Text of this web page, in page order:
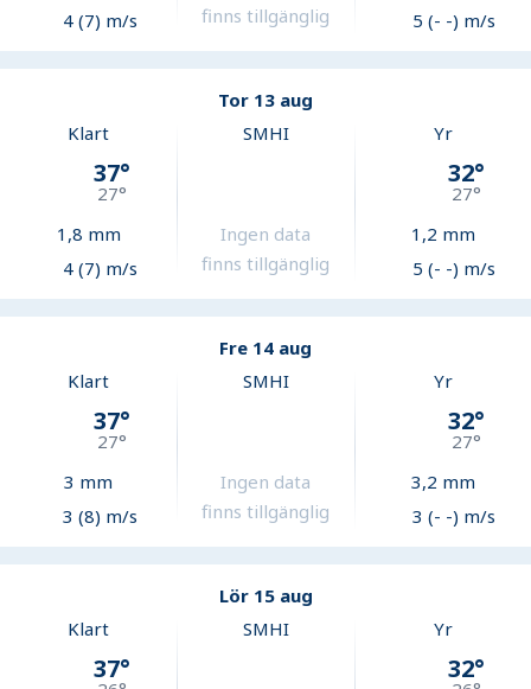
4 (7) m/s
finns tillgänglig
5 (- -) m/s
Tor 13 aug
Klart
37°
27°
1,8 mm
4 (7) m/s
SMHI
Ingen data
finns tillgänglig
Yr
32°
27°
1,2 mm
5 (- -) m/s
Fre 14 aug
Klart
37°
27°
3 mm
3 (8) m/s
SMHI
Ingen data
finns tillgänglig
Yr
32°
27°
3,2 mm
3 (- -) m/s
Lör 15 aug
Klart
37°
SMHI Yr
32°